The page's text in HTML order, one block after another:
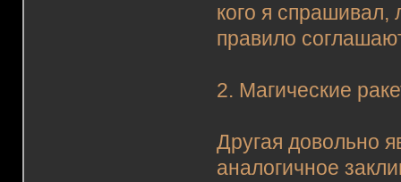
кого я
правило
2. Магические
Другая довольно
аналогичное